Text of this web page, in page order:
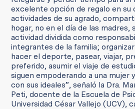
excelente opción de regalo en su
actividades de su agrado,
hogar, no en el día de las madres,
actividad dividida como
integrantes de la familia;
hacer el deporte, pasear, viajar,
preferido, asumir el viaje de
siguen empoderando a una mujer
con sus ideales”, señaló la Dra.
Peti, docente de la Escuela de
Universidad César Vallejo (UCV),